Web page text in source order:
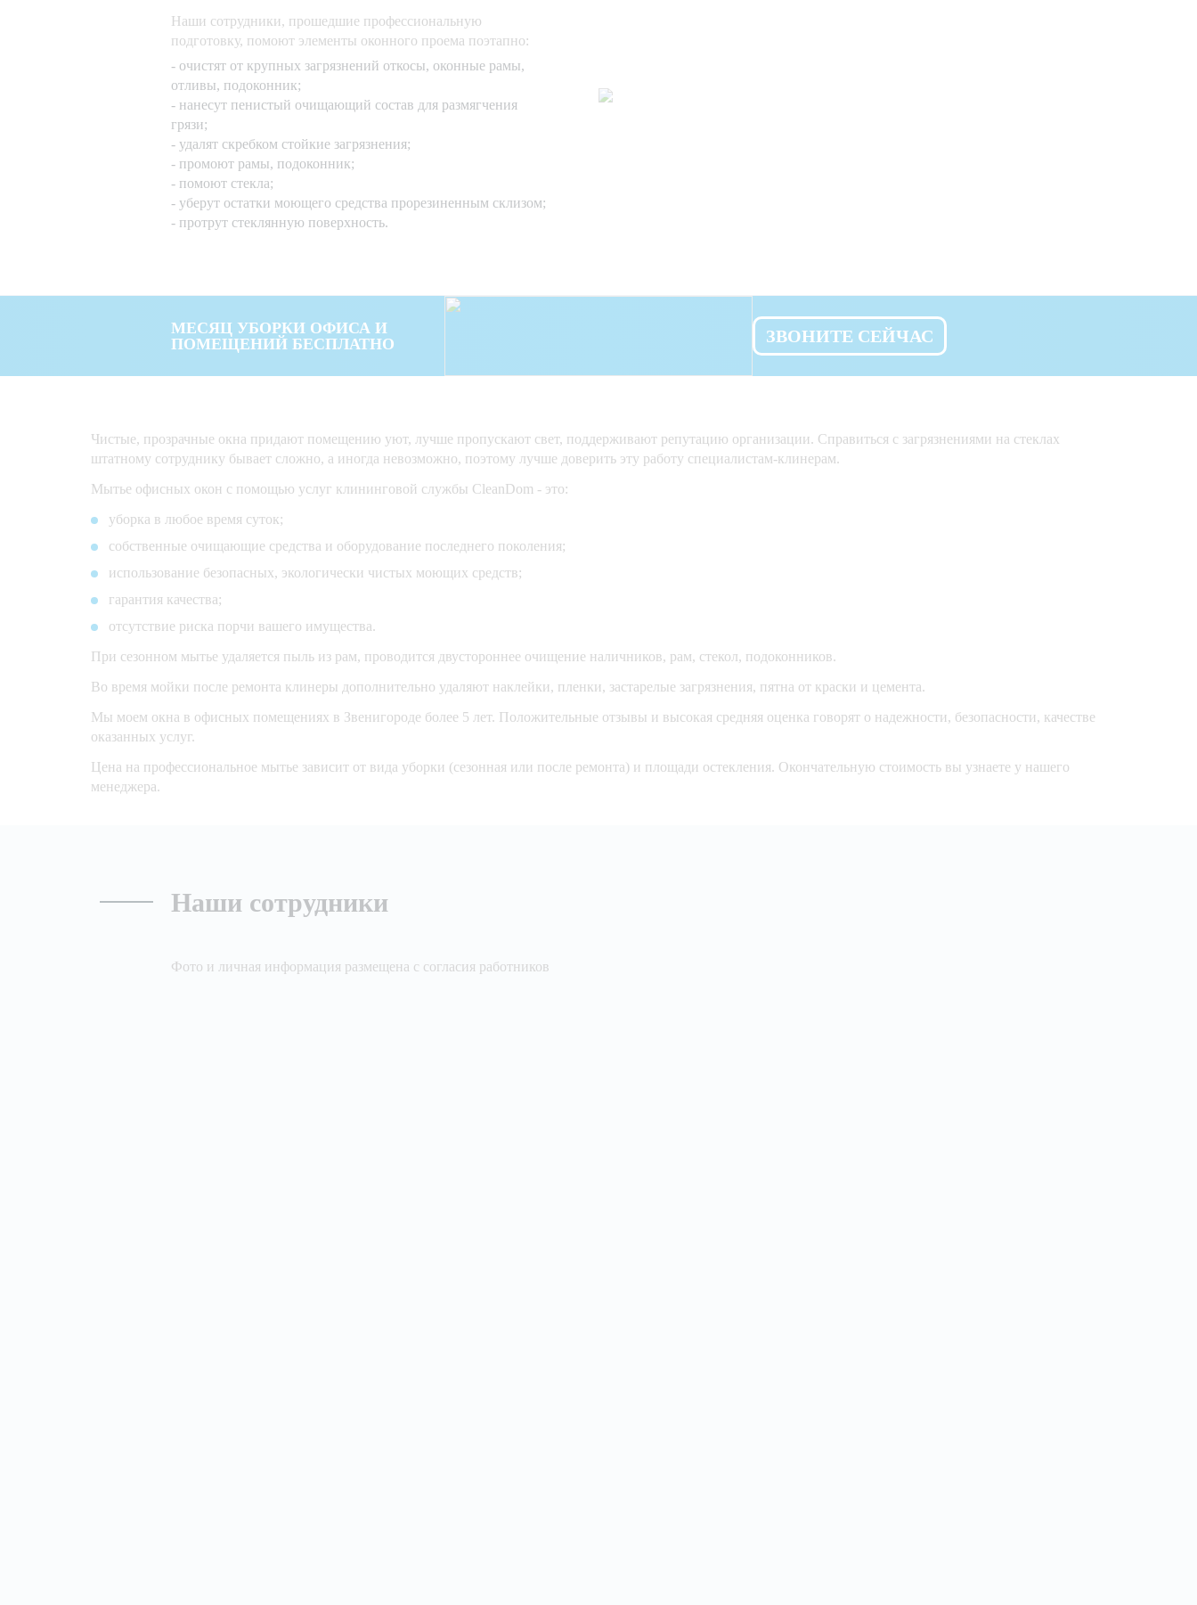
Наши сотрудники, прошедшие профессиональную
подготовку, помоют элементы оконного проема поэтапно:
- очистят от крупных загрязнений откосы, оконные рамы,
отливы, подоконник;
- нанесут пенистый очищающий состав для размягчения
грязи;
- удалят скребком стойкие загрязнения;
- промоют рамы, подоконник;
- помоют стекла;
- уберут остатки моющего средства прорезиненным склизом;
- протрут стеклянную поверхность.
МЕСЯЦ УБОРКИ ОФИСА И
ПОМЕЩЕНИЙ БЕСПЛАТНО
ЗВОНИТЕ СЕЙЧАС
Чистые, прозрачные окна придают помещению уют, лучше пропускают свет, поддерживают репутацию организации. Справиться с загрязнениями на стеклах
штатному сотруднику бывает сложно, а иногда невозможно, поэтому лучше доверить эту работу специалистам-клинерам.
Мытье офисных окон с помощью услуг клининговой службы CleanDom - это:
уборка в любое время суток;
собственные очищающие средства и оборудование последнего поколения;
использование безопасных, экологически чистых моющих средств;
гарантия качества;
отсутствие риска порчи вашего имущества.
При сезонном мытье удаляется пыль из рам, проводится двустороннее очищение наличников, рам, стекол, подоконников.
Во время мойки после ремонта клинеры дополнительно удаляют наклейки, пленки, застарелые загрязнения, пятна от краски и цемента.
Мы моем окна в офисных помещениях в Звенигороде более 5 лет. Положительные отзывы и высокая средняя оценка говорят о надежности, безопасности, качестве
оказанных услуг.
Цена на профессиональное мытье зависит от вида уборки (сезонная или после ремонта) и площади остекления. Окончательную стоимость вы узнаете у нашего
менеджера.
Наши сотрудники
Фото и личная информация размещена с согласия работников